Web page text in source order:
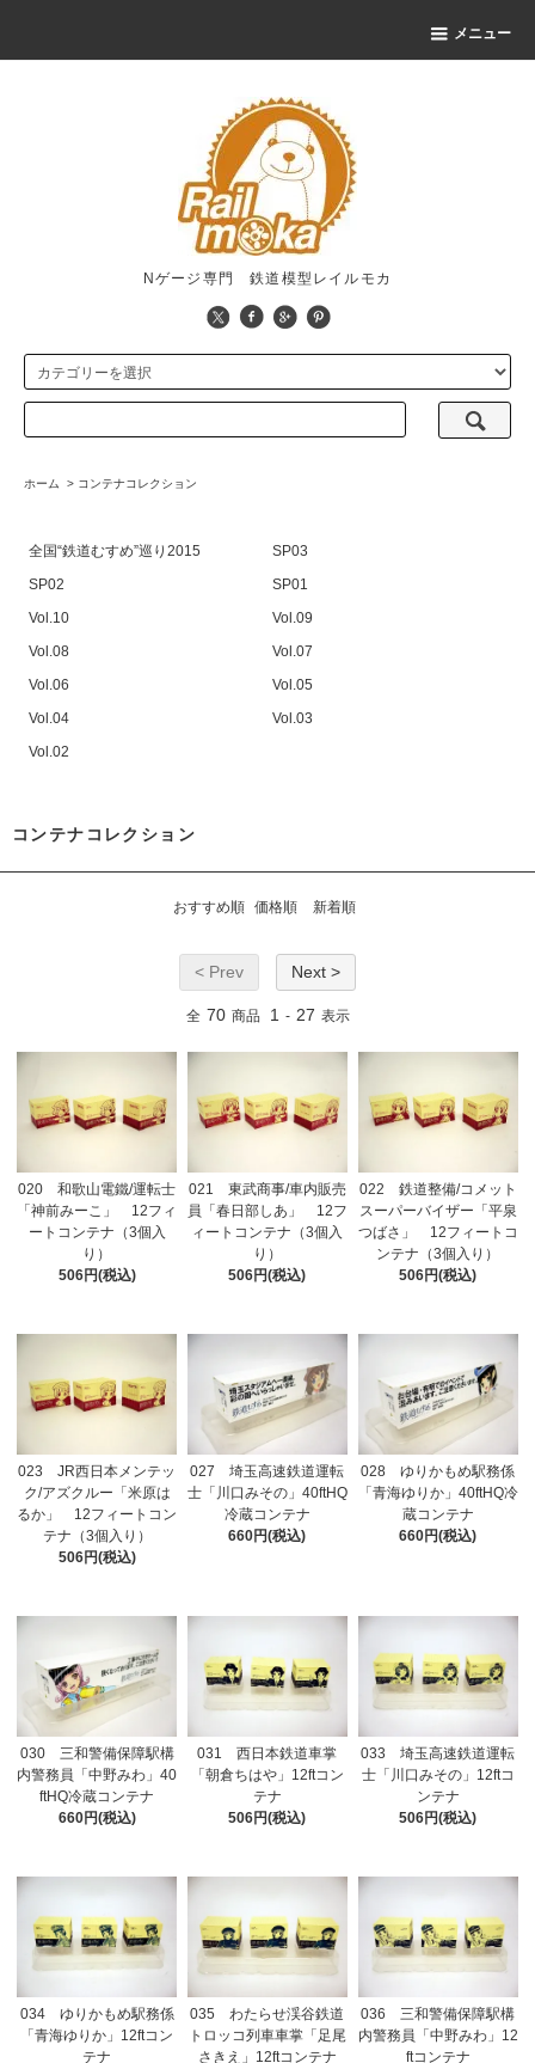
メニュー
Nゲージ専門 鉄道模型レイルモカ
ホーム > コンテナコレクション
全国“鉄道むすめ”巡り2015
SP03
SP02
SP01
Vol.10
Vol.09
Vol.08
Vol.07
Vol.06
Vol.05
Vol.04
Vol.03
Vol.02
コンテナコレクション
おすすめ順 価格順 新着順
< Prev Next >
全 70 商品 1 - 27 表示
020 和歌山電鐵/運転士
「神前みーこ」 12フィ
ートコンテナ（3個入
り）
506円(税込)
021 東武商事/車内販売
員「春日部しあ」 12フ
ィートコンテナ（3個入
り）
506円(税込)
022 鉄道整備/コメット
スーパーバイザー「平泉
つばさ」 12フィートコ
ンテナ（3個入り）
506円(税込)
023 JR西日本メンテッ
ク/アズクルー「米原は
るか」 12フィートコン
テナ（3個入り）
506円(税込)
027 埼玉高速鉄道運転
士「川口みその」40ftHQ
冷蔵コンテナ
660円(税込)
028 ゆりかもめ駅務係
「青海ゆりか」40ftHQ冷
蔵コンテナ
660円(税込)
030 三和警備保障駅構
内警務員「中野みわ」40
ftHQ冷蔵コンテナ
660円(税込)
031 西日本鉄道車掌
「朝倉ちはや」12ftコン
テナ
506円(税込)
033 埼玉高速鉄道運転
士「川口みその」12ftコ
ンテナ
506円(税込)
034 ゆりかもめ駅務係
「青海ゆりか」12ftコン
テナ
035 わたらせ渓谷鉄道
トロッコ列車車掌「足尾
さきえ」12ftコンテナ
036 三和警備保障駅構
内警務員「中野みわ」12
ftコンテナ